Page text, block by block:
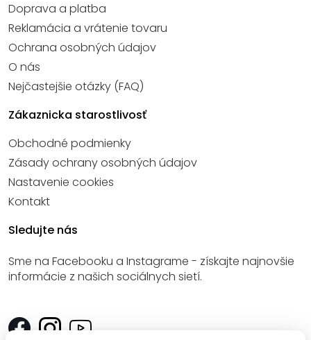
Doprava a platba
Reklamácia a vrátenie tovaru
Ochrana osobných údajov
O nás
Nejčastejšie otázky (FAQ)
Zákaznicka starostlivosť
Obchodné podmienky
Zásady ochrany osobných údajov
Nastavenie cookies
Kontakt
Sledujte nás
Sme na Facebooku a Instagrame - získajte najnovšie
informácie z našich sociálnych sietí.